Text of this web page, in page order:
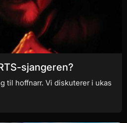
sjangeren?
til hoffnarr. Vi diskuterer i ukas